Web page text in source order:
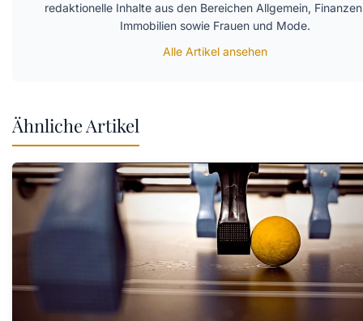
redaktionelle Inhalte aus den Bereichen Allgemein,
Immobilien sowie Frauen und Mode.
Alle Artikel ansehen
Ähnliche Artikel